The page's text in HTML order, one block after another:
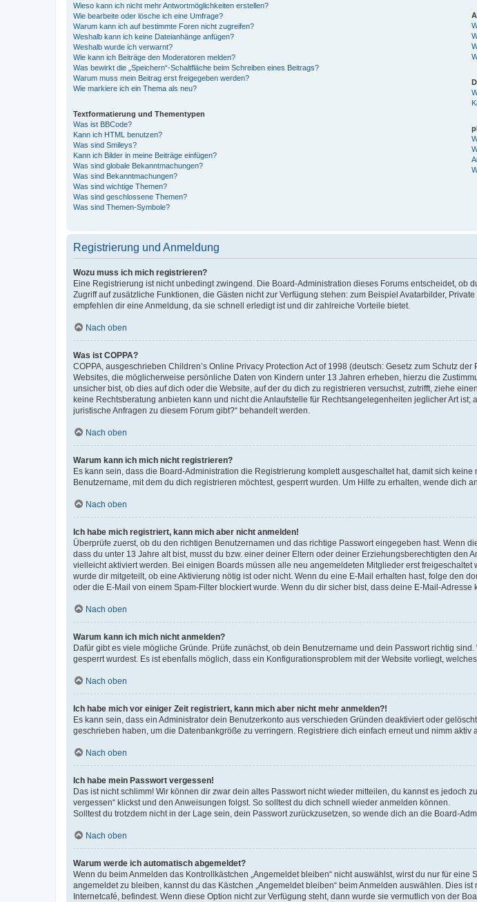
Wieso kann ich nicht mehr Antwortmöglichkeiten erstellen?
Wie bearbeite oder lösche ich eine Umfrage?
Warum kann ich auf bestimmte Foren nicht zugreifen?
Weshalb kann ich keine Dateianhänge anfügen?
Weshalb wurde ich verwarnt?
Wie kann ich Beiträge den Moderatoren melden?
Was bewirkt die „Speichern“-Schaltfläche beim Schreiben eines Beitrags?
Warum muss mein Beitrag erst freigegeben werden?
Wie markiere ich ein Thema als neu?
Textformatierung und Thementypen
Was ist BBCode?
Kann ich HTML benutzen?
Was sind Smileys?
Kann ich Bilder in meine Beiträge einfügen?
Was sind globale Bekanntmachungen?
Was sind Bekanntmachungen?
Was sind wichtige Themen?
Was sind geschlossene Themen?
Was sind Themen-Symbole?
Registrierung und Anmeldung
Wozu muss ich mich registrieren?
Eine Registrierung ist nicht unbedingt zwingend. Die Board-Administration dieses Forums entscheidet, ob
Zugriff auf zusätzliche Funktionen, die Gästen nicht zur Verfügung stehen: zum Beispiel Avatarbilder,
empfehlen dir eine Anmeldung, da sie schnell erledigt ist und dir zahlreiche Vorteile bietet.
Nach oben
Was ist COPPA?
COPPA, ausgeschrieben Children’s Online Privacy Protection Act of 1998 (deutsch: Gesetz zum Schutz
Websites, die möglicherweise persönliche Daten von Kindern unter 13 Jahren erheben, hierzu die
unsicher bist, ob dies auf dich oder die Website, auf der du dich zu registrieren versuchst, zutrifft, ziehe
keine Rechtsberatung anbieten kann und nicht die Anlaufstelle für Rechtsangelegenheiten jeglicher Art
juristische Anfragen zu diesem Forum gibt?“ behandelt werden.
Nach oben
Warum kann ich mich nicht registrieren?
Es kann sein, dass die Board-Administration die Registrierung komplett ausgeschaltet hat, damit sich
Benutzername, mit dem du dich registrieren möchtest, gesperrt wurden. Um Hilfe zu erhalten, wende dich
Nach oben
Ich habe mich registriert, kann mich aber nicht anmelden!
Überprüfe zuerst, ob du den richtigen Benutzernamen und das richtige Passwort eingegeben hast. Wenn
dass du unter 13 Jahre alt bist, musst du bzw. einer deiner Eltern oder deiner Erziehungsberechtigten
vielleicht aktiviert werden. Bei einigen Boards müssen alle neu angemeldeten Mitglieder erst
wurde dir mitgeteilt, ob eine Aktivierung nötig ist oder nicht. Wenn du eine E-Mail erhalten hast, folge den
oder die E-Mail von einem Spam-Filter blockiert wurde. Wenn du dir sicher bist, dass deine E-Mail-
Nach oben
Warum kann ich mich nicht anmelden?
Dafür gibt es viele mögliche Gründe. Prüfe zunächst, ob dein Benutzername und dein Passwort richtig
gesperrt wurdest. Es ist ebenfalls möglich, dass ein Konfigurationsproblem mit der Website vorliegt,
Nach oben
Ich habe mich vor einiger Zeit registriert, kann mich aber nicht mehr anmelden?!
Es kann sein, dass ein Administrator dein Benutzerkonto aus verschieden Gründen deaktiviert oder
geschrieben haben, um die Datenbankgröße zu verringern. Registriere dich einfach erneut und nimm aktiv
Nach oben
Ich habe mein Passwort vergessen!
Das ist nicht schlimm! Wir können dir zwar dein altes Passwort nicht wieder mitteilen, du kannst es jedoch
vergessen“ klickst und den Anweisungen folgst. So solltest du dich schnell wieder anmelden können.
Solltest du trotzdem nicht in der Lage sein, dein Passwort zurückzusetzen, so wende dich an die Board-
Nach oben
Warum werde ich automatisch abgemeldet?
Wenn du beim Anmelden das Kontrollkästchen „Angemeldet bleiben“ nicht auswählst, wirst du nur für
angemeldet zu bleiben, kannst du das Kästchen „Angemeldet bleiben“ beim Anmelden auswählen. Dies
Internetcafé, befindest. Wenn diese Option nicht zur Verfügung steht, dann wurde sie vermutlich von der